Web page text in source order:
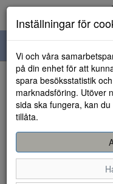
navigation
HEM
Inställningar för
Vi och våra
på din enhet för att
spara besöksstatistik
marknadsföring. Utöver
sida ska fungera, kan
tillåta.